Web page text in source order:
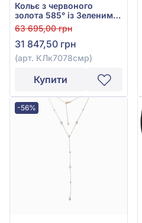
Кольє з червоного
золота 585° із Зеленим
Смарагдом гідро 1,09ct,
арт. КЛк7078смр
63 695,00 грн
31 847,50 грн
(арт. КЛк7078смр)
Купити
-56%